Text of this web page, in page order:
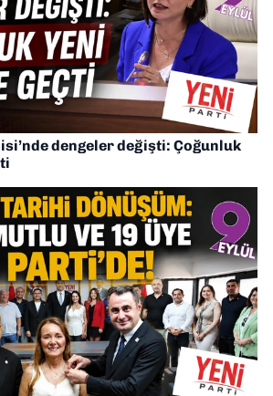
dengeler değişti: Çoğunluk